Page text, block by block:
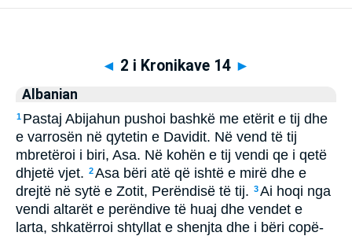
◄ 2 i Kronikave 14 ►
Albanian
1 Pastaj Abijahun pushoi bashkë me etërit e tij dhe
e varrosën në qytetin e Davidit. Në vend të tij
mbretëroi i biri, Asa. Në kohën e tij vendi qe i qetë
dhjetë vjet. 2Asa bëri atë që ishtë e mirë dhe e
drejtë në sytë e Zotit, Perëndisë të tij. 3Ai hoqi nga
vendi altarët e perëndive të huaj dhe vendet e
larta, shkatërroi shtyllat e shenjta dhe i bëri copë-